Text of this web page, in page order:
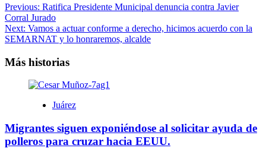
Navegación
de
entradas
Previous: Ratifica Presidente Municipal denuncia contra Javier
Corral Jurado
Next: Vamos a actuar conforme a derecho, hicimos acuerdo con la
SEMARNAT y lo honraremos, alcalde
Más historias
Juárez
Migrantes siguen exponiéndose al solicitar ayuda de
polleros para cruzar hacia EEUU.